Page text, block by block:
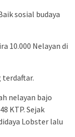
sosial budaya
10.000 Nelayan di
terdaftar.
nelayan bajo
KTP. Sejak
Lobster lalu